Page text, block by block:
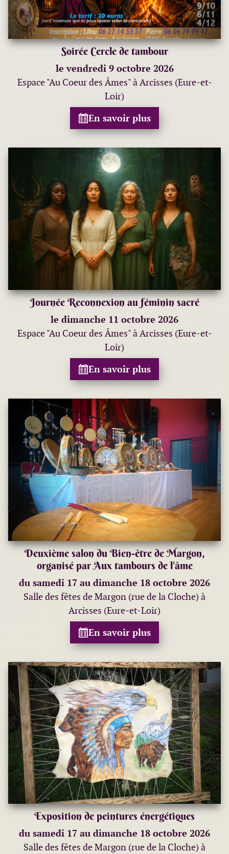
Soirée Cercle de tambour
le vendredi 9 octobre 2026
Espace "Au Coeur des Âmes" à Arcisses (Eure-et-
Loir)
En savoir plus
Journée Reconnexion au féminin sacré
le dimanche 11 octobre 2026
Espace "Au Coeur des Âmes" à Arcisses (Eure-et-
Loir)
En savoir plus
Deuxième salon du Bien-être de Margon,
organisé par Aux tambours de l'âme
du samedi 17 au dimanche 18 octobre 2026
Salle des fêtes de Margon (rue de la Cloche) à
Arcisses (Eure-et-Loir)
En savoir plus
Exposition de peintures énergétiques
du samedi 17 au dimanche 18 octobre 2026
Salle des fêtes de Margon (rue de la Cloche) à